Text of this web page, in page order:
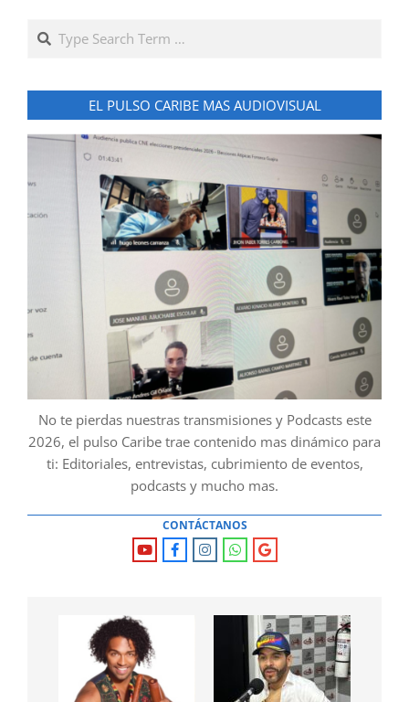
Search
EL PULSO CARIBE MAS AUDIOVISUAL
No te pierdas nuestras transmisiones y Podcasts este
2026, el pulso Caribe trae contenido mas dinámico para
ti: Editoriales, entrevistas, cubrimiento de eventos,
podcasts y mucho mas.
CONTÁCTANOS